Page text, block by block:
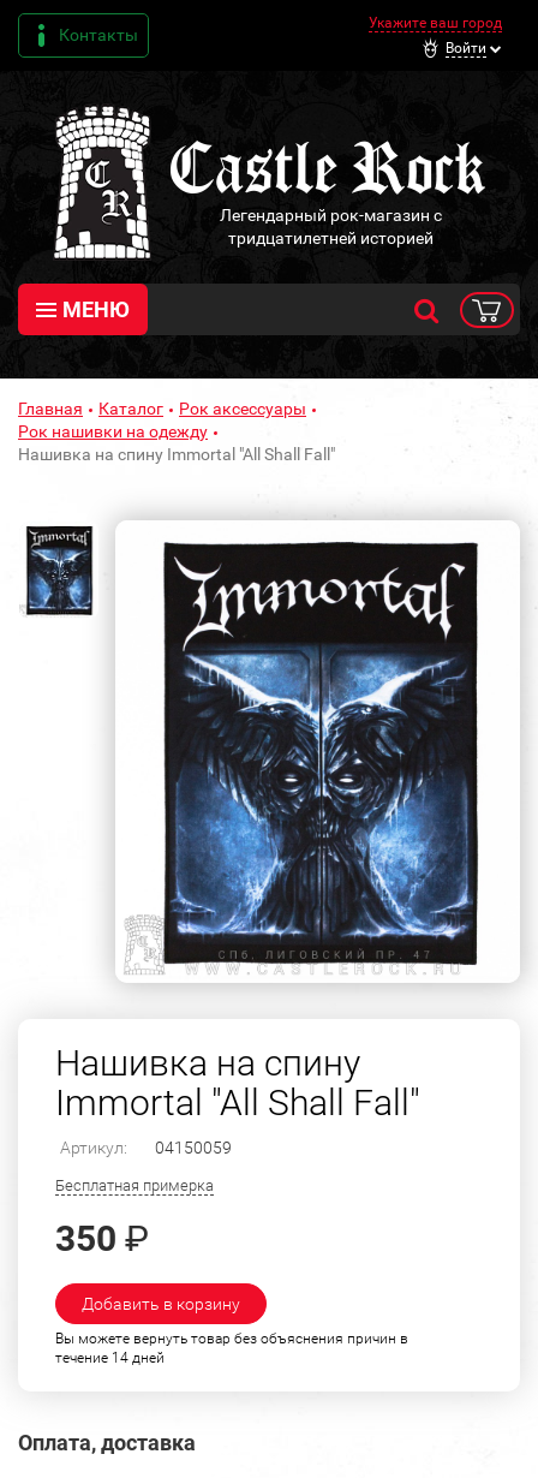
Контакты
Укажите ваш город
Войти
Легендарный рок-магазин с
тридцатилетней историей
МЕНЮ
Главная Каталог
Рок аксессуары
Рок нашивки на одежду
Нашивка на спину Immortal "All Shall Fall"
Нашивка на спину
Immortal "All Shall Fall"
Артикул: 04150059
Бесплатная примерка
350 ₽
Добавить в корзину
Вы можете вернуть товар без объяснения причин в
течение 14 дней
Оплата, доставка